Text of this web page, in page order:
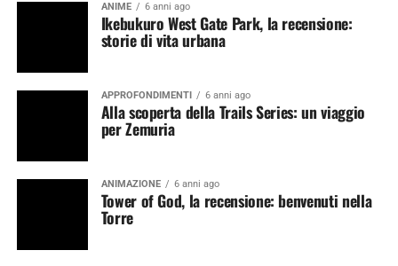
ANIME 6 anni ago
Ikebukuro West Gate Park, la recensione:
storie di vita urbana
APPROFONDIMENTI 6 anni ago
Alla scoperta della Trails Series: un viaggio
per Zemuria
ANIMAZIONE 6 anni ago
Tower of God, la recensione: benvenuti nella
Torre